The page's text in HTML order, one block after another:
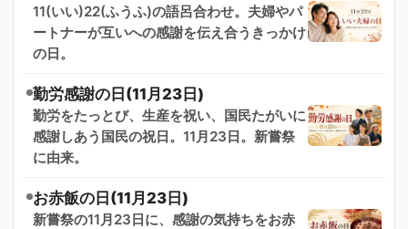
11(いい)22(ふうふ)の語呂合わせ。夫婦やパ
ートナーが互いへの感謝を伝え合うきっかけ
の日。
勤労感謝の日(11月23日)
勤労をたっとび、生産を祝い、国民たがいに
感謝しあう国民の祝日。11月23日。新嘗祭
に由来。
お赤飯の日(11月23日)
新嘗祭の11月23日に、感謝の気持ちをお赤